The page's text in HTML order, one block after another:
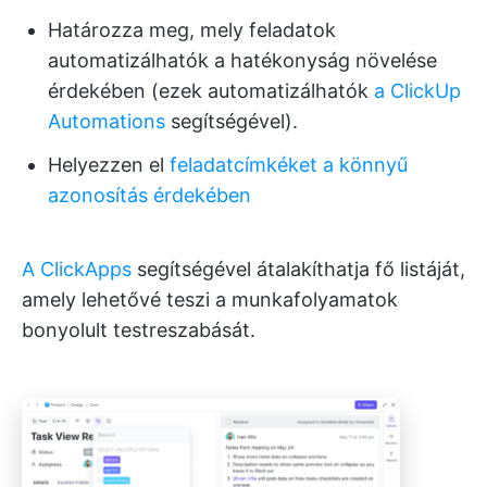
Határozza meg, mely feladatok
automatizálhatók a hatékonyság növelése
érdekében (ezek automatizálhatók a ClickUp
Automations segítségével).
Helyezzen el feladatcímkéket a könnyű
azonosítás érdekében
A ClickApps segítségével átalakíthatja fő listáját,
amely lehetővé teszi a munkafolyamatok
bonyolult testreszabását.